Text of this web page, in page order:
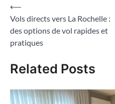
Navigation
de
l’article
⟵
Vols directs vers La Rochelle :
des options de vol rapides et
pratiques
Related Posts